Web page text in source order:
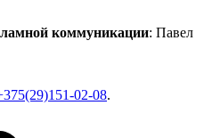
коммуникации: Павел
02-08.